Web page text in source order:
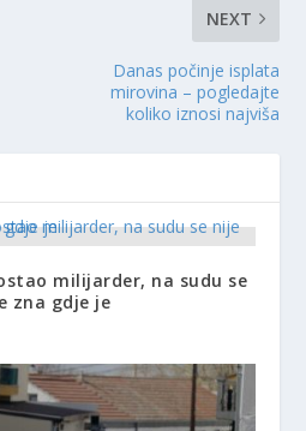
NEXT
Danas počinje isplata
mirovina – pogledajte
koliko iznosi najviša
milijarder, na sudu se
zna gdje je